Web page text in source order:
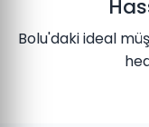
Bolu'daki ideal